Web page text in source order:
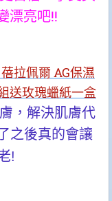
漂亮吧!!
拉佩爾 AG保濕
送玫瑰蠟紙一盒
，解決肌膚代
之後真的會讓
!